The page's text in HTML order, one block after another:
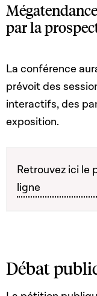
par la
La conférence
prévoit des
interactifs, des
exposition.
Retrouvez ici le
ligne
Débat